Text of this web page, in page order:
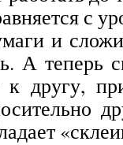
с
и
А теперь
другу,